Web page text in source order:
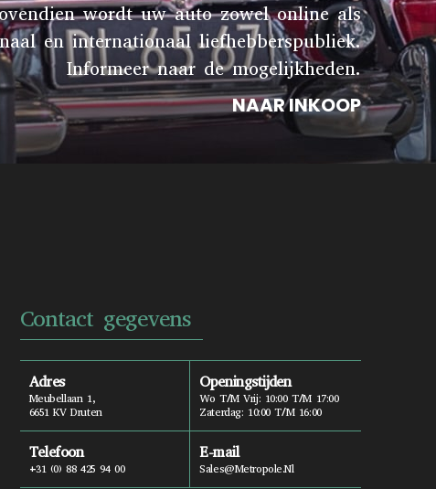
wordt uw auto zowel online als
en internationaal liefhebberspubliek.
Informeer naar de mogelijkheden.
NAAR INKOOP
Contact gegevens
Adres
Meubellaan 1,
6651 KV Druten
Openingstijden
Wo T/m Vrij: 10:00 T/m 17:00
Zaterdag: 10:00 T/m 16:00
Telefoon
+31 (0) 88 425 94 00
E-mail
Sales@metropole.nl